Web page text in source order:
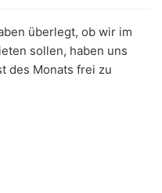
überlegt, ob wir im
sollen, haben uns
des Monats frei zu